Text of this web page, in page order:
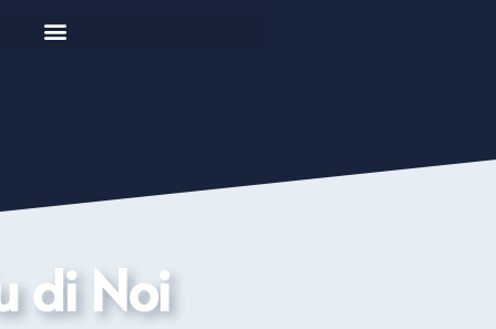
di Noi